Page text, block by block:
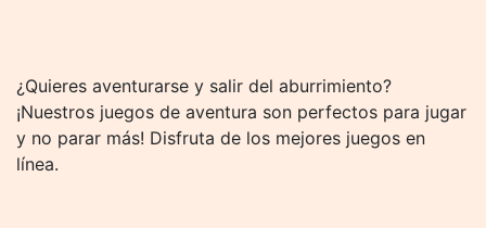
¿Quieres aventurarse y salir del aburrimiento?
¡Nuestros juegos de aventura son perfectos para jugar
y no parar más! Disfruta de los mejores juegos en
línea.